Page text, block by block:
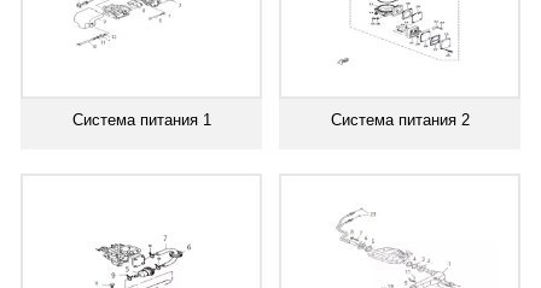
Система питания 1 Система питания 2